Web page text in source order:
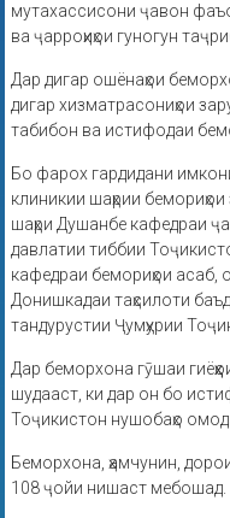
мутахассисони ҷавон
ва ҷарроҳиҳои гуногун
Дар дигар ошёнаҳои
дигар хизматрасониҳои
табибон ва истифодаи
Бо фарох гардидани
клиникии шаҳрии
шаҳри Душанбе кафедраи
давлатии тиббии
кафедраи бемориҳои
Донишкадаи таҳсилоти
тандурустии Ҷумҳурии
Дар беморхона гӯшаи
шудааст, ки дар он бо
Тоҷикистон нушобаҳо
Беморхона, ҳамчунин,
108 ҷойи нишаст мебошад.